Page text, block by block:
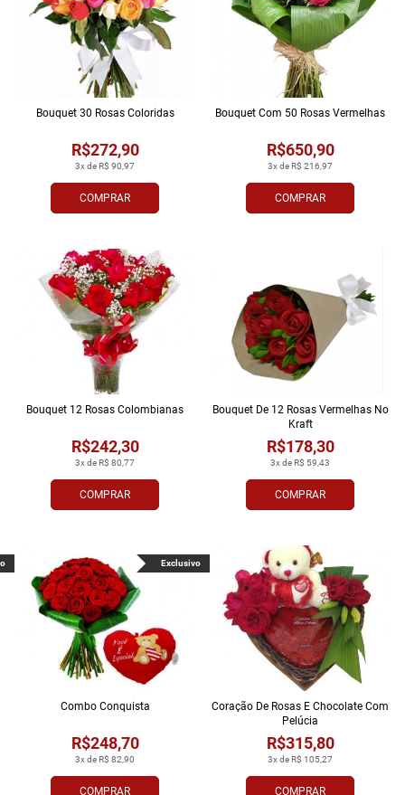
COMPRAR
3x de R$ 90,97
R$272,90
Bouquet 30 Rosas Coloridas
COMPRAR
3x de R$ 216,97
R$650,90
Bouquet Com 50 Rosas Vermelhas
COMPRAR
3x de R$ 80,77
R$242,30
Bouquet 12 Rosas Colombianas
COMPRAR
3x de R$ 59,43
R$178,30
Bouquet De 12 Rosas Vermelhas No
Kraft
COMPRAR
3x de R$ 82,90
R$248,70
Combo Conquista
Exclusivo
COMPRAR
3x de R$ 105,27
R$315,80
Coração De Rosas E Chocolate Com
Pelúcia